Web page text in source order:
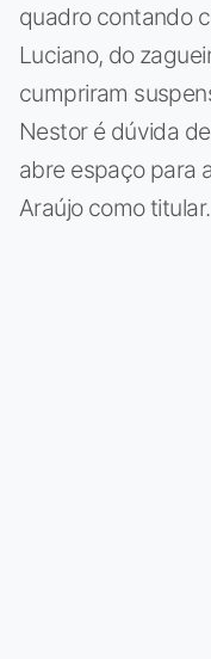
quadro contando
Luciano, do
cumpriram
Nestor é dúvida
abre espaço para
Araújo como titular.